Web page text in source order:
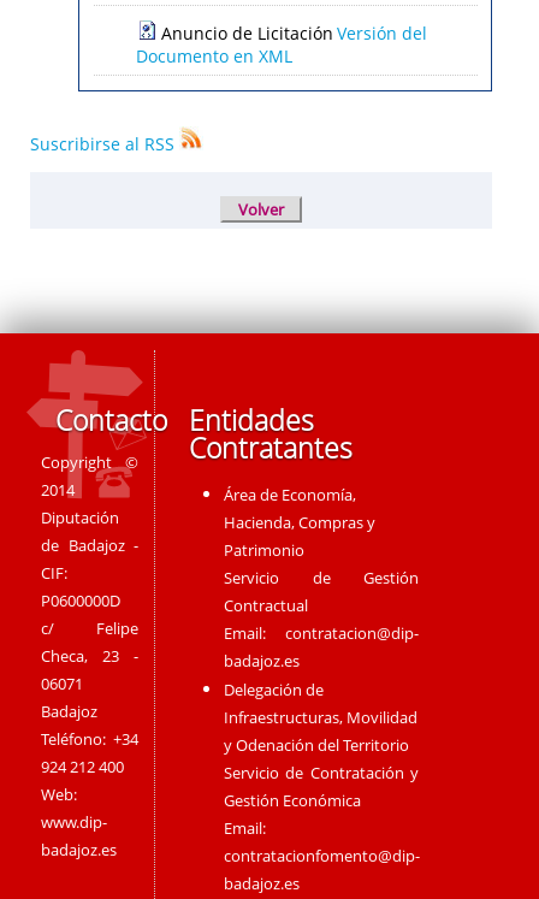
Anuncio de Licitación Versión del
Documento en XML
Suscribirse al RSS
Contacto
Copyright ©
2014
Diputación
de Badajoz -
CIF:
P0600000D
c/ Felipe
Checa, 23 -
06071
Badajoz
Teléfono: +34
924 212 400
Web:
www.dip-
badajoz.es
Entidades
Contratantes
Área de Economía,
Hacienda, Compras y
Patrimonio
Servicio de Gestión
Contractual
Email:contratacion@dip-
badajoz.es
Delegación de
Infraestructuras, Movilidad
y Odenación del Territorio
Servicio de Contratación y
Gestión Económica
Email:
contratacionfomento@dip-
badajoz.es